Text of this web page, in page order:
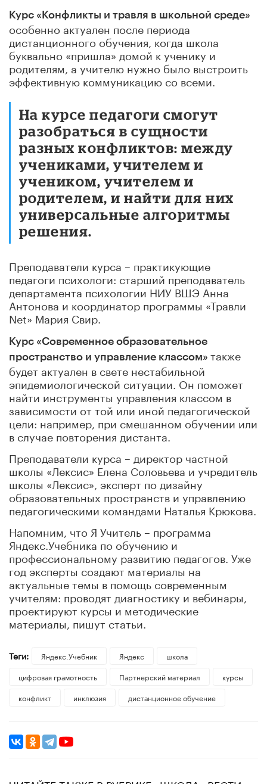
Курс «Конфликты и травля в школьной среде»
особенно актуален после периода
дистанционного обучения, когда школа
буквально «пришла» домой к ученику и
родителям, а учителю нужно было выстроить
эффективную коммуникацию со всеми.
На курсе педагоги смогут
разобраться в сущности
разных конфликтов: между
учениками, учителем и
учеником, учителем и
родителем, и найти для них
универсальные алгоритмы
решения.
Преподаватели курса – практикующие
педагоги психологи: старший преподаватель
департамента психологии НИУ ВШЭ Анна
Антонова и координатор программы «Травли
Net» Мария Свир.
Курс «Современное образовательное
пространство и управление классом» также
будет актуален в свете нестабильной
эпидемиологической ситуации. Он поможет
найти инструменты управления классом в
зависимости от той или иной педагогической
цели: например, при смешанном обучении или
в случае повторения дистанта.
Преподаватели курса – директор частной
школы «Лексис» Елена Соловьева и учредитель
школы «Лексис», эксперт по дизайну
образовательных пространств и управлению
педагогическими командами Наталья Крюкова.
Напомним, что Я Учитель – программа
Яндекс.Учебника по обучению и
профессиональному развитию педагогов. Уже
год эксперты создают материалы на
актуальные темы в помощь современным
учителям: проводят диагностику и вебинары,
проектируют курсы и методические
материалы, пишут статьи.
Теги: Яндекс.Учебник Яндекс
школа
цифровая грамотность
Партнерский материал
курсы
конфликт
инклюзия дистанционное обучение